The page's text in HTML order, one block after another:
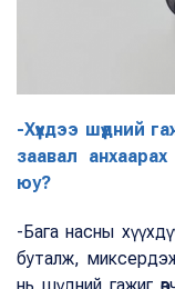
-Хүүхдээ шүдний
заавал
юу?
-Бага насны
буталж, миксердэж